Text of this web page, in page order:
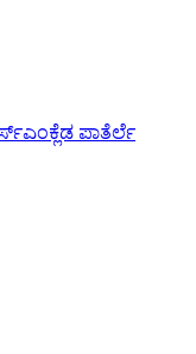
ಎಂಕ್ಲೆಡ ಪಾತೆರ್ಲೆ